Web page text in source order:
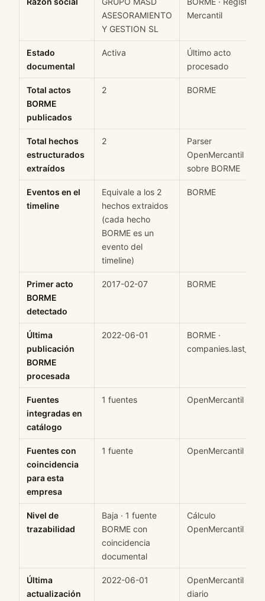
ASESORAMIENTO
Y GESTION SL
Mercantil
Estado
documental
Activa
Último acto
procesado
Total actos
BORME
publicados
2 BORME
Total hechos
estructurados
extraídos
2
Parser
OpenMercantil
sobre BORME
Eventos en el
timeline
Equivale a los 2
hechos extraidos
(cada hecho
BORME es un
evento del
timeline)
BORME
Primer acto
BORME
detectado
2017-02-07 BORME
Última
publicación
BORME
procesada
2022-06-01
BORME ·
Fuentes
integradas en
catálogo
1 fuentes OpenMercantil
Fuentes con
coincidencia
para esta
empresa
1 fuente OpenMercantil
Nivel de
trazabilidad
Baja · 1 fuente
BORME con
coincidencia
documental
Cálculo
OpenMercantil
Última
actualización
2022-06-01
OpenMercantil cron
diario